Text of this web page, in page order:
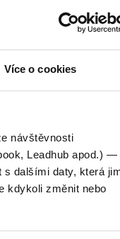
Více o cookies
návštěvnosti
Leadhub apod.) —
s dalšími daty, která
kdykoli změnit nebo
řešení
memories and I’m
jsem zpátky
z